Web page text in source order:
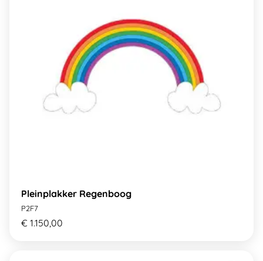
Pleinplakker Regenboog
P2F7
€ 1.150,00